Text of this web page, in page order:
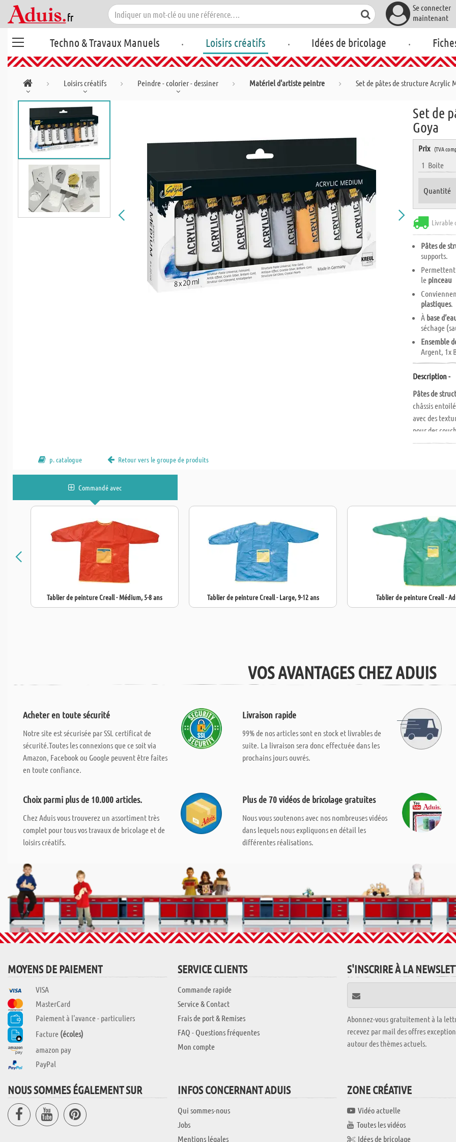
Se connecter
maintenant
Techno & Travaux Manuels . Loisirs créatifs . Idées de bricolage .
Loisirs créatifs Peindre - colorier - dessiner Matériel d'artiste peintre Set de pâtes de structure Acrylic
Set de
Goya
Prix (TVA
1 Boite
Quantité
Livrable
Pâtes de
supports.
Permettent
le pinceau
plastiques.
À base
séchage
Ensemble
Argent, 1x
Description -
Pâtes de
châssis
avec des
pour des
de la peinture
Sable
Granit-
Effet
Gel de
Gel
verre
Ensemble :8
p. catalogue Retour vers le groupe de produits
Commandé avec
Tablier de peinture Creall - Médium, 5-8 ans Tablier de peinture Creall - Large, 9-12 ans Tablier de peinture Creall -
VOS AVANTAGES CHEZ ADUIS
Acheter en toute sécurité
Notre site est sécurisée par SSL certificat de
sécurité.Toutes les connexions que ce soit via
Amazon, Facebook ou Google peuvent être faites
en toute confiance.
Livraison rapide
99% de nos articles sont en stock et livrables de
suite. La livraison sera donc effectuée dans les
prochains jours ouvrés.
Choix parmi plus de 10.000 articles.
Chez Aduis vous trouverez un assortiment très
complet pour tous vos travaux de bricolage et de
loisirs créatifs.
Plus de 70 vidéos de bricolage gratuites
Nous vous soutenons avec nos nombreuses vidéos
dans lequels nous expliquons en détail les
différentes réalisations.
MOYENS DE PAIEMENT
VISA
MasterCard
Paiement à l'avance - particuliers
Facture (écoles)
amazon pay
PayPal
SERVICE CLIENTS
Commande rapide
Service & Contact
Frais de port & Remises
FAQ - Questions fréquentes
Mon compte
S'INSCRIRE À LA
Abonnez-vous gratuitement à la
recevez par mail des offres
autour des thèmes actuels.
NOUS SOMMES ÉGALEMENT SUR INFOS CONCERNANT ADUIS
Qui sommes-nous
Jobs
Mentions légales
ZONE CRÉATIVE
Vidéo actuelle
Toutes les vidéos
Idées de bricolage